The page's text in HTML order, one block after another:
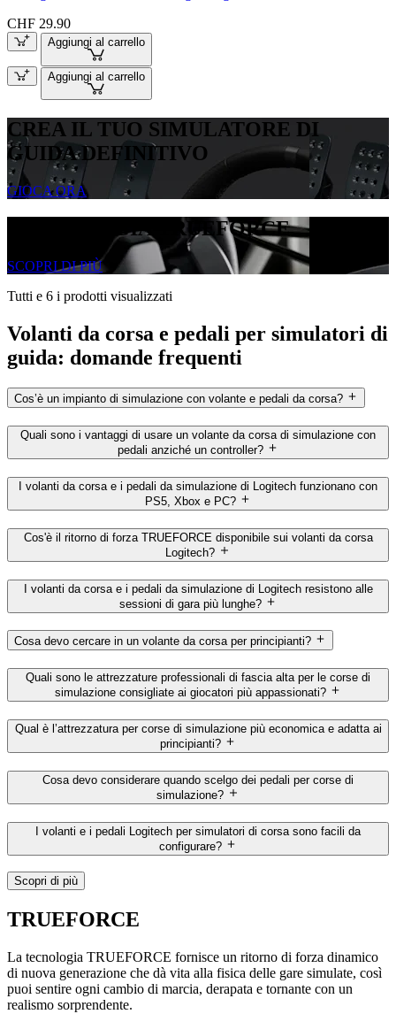
CHF 29.90
Aggiungi al carrello
Aggiungi al carrello
CREA IL TUO SIMULATORE DI
GUIDA DEFINITIVO
GIOCA ORA
TECNOLOGIA TRUEFORCE
SCOPRI DI PIÙ
Tutti e 6 i prodotti visualizzati
Volanti da corsa e pedali per simulatori di
guida: domande frequenti
Cos’è un impianto di simulazione con volante e pedali da corsa?
Quali sono i vantaggi di usare un volante da corsa di simulazione con
pedali anziché un controller?
I volanti da corsa e i pedali da simulazione di Logitech funzionano con
PS5, Xbox e PC?
Cos'è il ritorno di forza TRUEFORCE disponibile sui volanti da corsa
Logitech?
I volanti da corsa e i pedali da simulazione di Logitech resistono alle
sessioni di gara più lunghe?
Cosa devo cercare in un volante da corsa per principianti?
Quali sono le attrezzature professionali di fascia alta per le corse di
simulazione consigliate ai giocatori più appassionati?
Qual è l’attrezzatura per corse di simulazione più economica e adatta ai
principianti?
Cosa devo considerare quando scelgo dei pedali per corse di
simulazione?
I volanti e i pedali Logitech per simulatori di corsa sono facili da
configurare?
Scopri di più
TRUEFORCE
La tecnologia TRUEFORCE fornisce un ritorno di forza dinamico
di nuova generazione che dà vita alla fisica delle gare simulate, così
puoi sentire ogni cambio di marcia, derapata e tornante con un
realismo sorprendente.